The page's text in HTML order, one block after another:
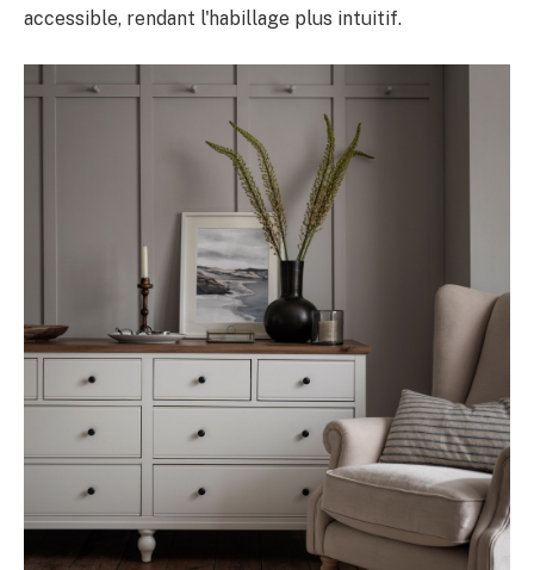
accessible, rendant l'habillage plus intuitif.